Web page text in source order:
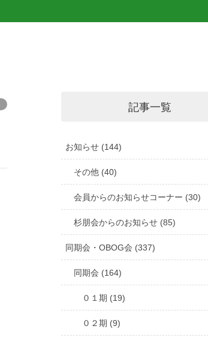
記事一覧
お知らせ (144)
その他 (40)
会員からのお知らせコーナー (30)
杉朋会からのお知らせ (85)
同期会・OBOG会 (337)
同期会 (164)
０１期 (19)
０２期 (9)